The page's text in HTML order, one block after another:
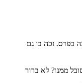
בפרס. זכה בו גם
ממנו? לא ברור